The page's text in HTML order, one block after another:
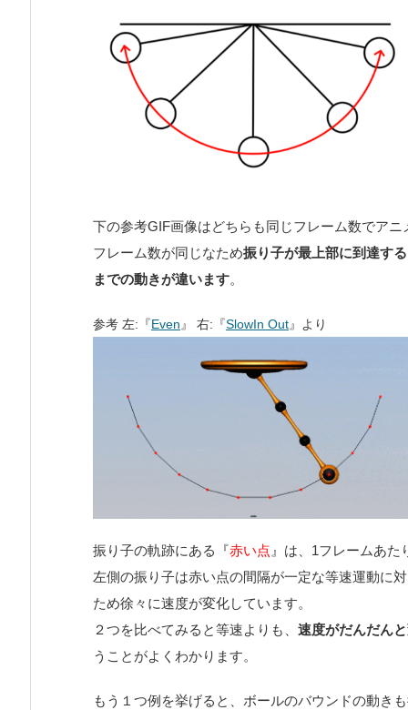
下の参考GIF画像はどちらも同じフレーム数でアニ
フレーム数が同じなため振り子が最上部に到達す
までの動きが違います。
参考 左: 『Even 』 右: 『SlowIn Out』より
振り子の軌跡にある『赤い点 』は、1フレームあた
左側の振り子は赤い点の間隔が一定な等速運動に
ため徐々に速度が変化しています。
２つを比べてみると等速よりも、 速度がだんだん
うことがよくわかります。
もう１つ例を挙げると、ボールのバウンドの動き